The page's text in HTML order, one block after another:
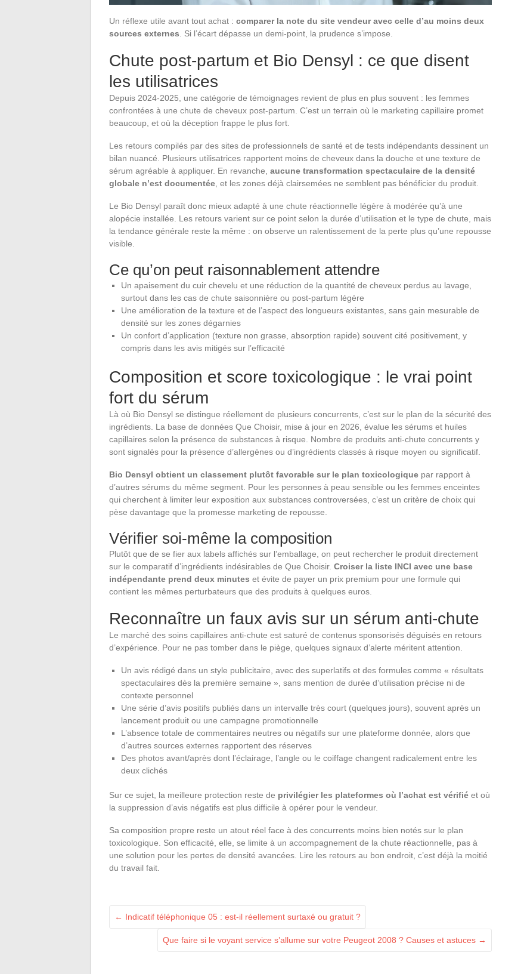
Un réflexe utile avant tout achat : comparer la note du site vendeur avec celle d’au moins deux
sources externes. Si l’écart dépasse un demi-point, la prudence s’impose.
Chute post-partum et Bio Densyl : ce que disent
les utilisatrices
Depuis 2024-2025, une catégorie de témoignages revient de plus en plus souvent : les femmes
confrontées à une chute de cheveux post-partum. C’est un terrain où le marketing capillaire promet
beaucoup, et où la déception frappe le plus fort.
Les retours compilés par des sites de professionnels de santé et de tests indépendants dessinent un
bilan nuancé. Plusieurs utilisatrices rapportent moins de cheveux dans la douche et une texture de
sérum agréable à appliquer. En revanche, aucune transformation spectaculaire de la densité
globale n’est documentée, et les zones déjà clairsemées ne semblent pas bénéficier du produit.
Le Bio Densyl paraît donc mieux adapté à une chute réactionnelle légère à modérée qu’à une
alopécie installée. Les retours varient sur ce point selon la durée d’utilisation et le type de chute, mais
la tendance générale reste la même : on observe un ralentissement de la perte plus qu’une repousse
visible.
Ce qu’on peut raisonnablement attendre
Un apaisement du cuir chevelu et une réduction de la quantité de cheveux perdus au lavage,
surtout dans les cas de chute saisonnière ou post-partum légère
Une amélioration de la texture et de l’aspect des longueurs existantes, sans gain mesurable de
densité sur les zones dégarnies
Un confort d’application (texture non grasse, absorption rapide) souvent cité positivement, y
compris dans les avis mitigés sur l’efficacité
Composition et score toxicologique : le vrai point
fort du sérum
Là où Bio Densyl se distingue réellement de plusieurs concurrents, c’est sur le plan de la sécurité des
ingrédients. La base de données Que Choisir, mise à jour en 2026, évalue les sérums et huiles
capillaires selon la présence de substances à risque. Nombre de produits anti-chute concurrents y
sont signalés pour la présence d’allergènes ou d’ingrédients classés à risque moyen ou significatif.
Bio Densyl obtient un classement plutôt favorable sur le plan toxicologique par rapport à
d’autres sérums du même segment. Pour les personnes à peau sensible ou les femmes enceintes
qui cherchent à limiter leur exposition aux substances controversées, c’est un critère de choix qui
pèse davantage que la promesse marketing de repousse.
Vérifier soi-même la composition
Plutôt que de se fier aux labels affichés sur l’emballage, on peut rechercher le produit directement
sur le comparatif d’ingrédients indésirables de Que Choisir. Croiser la liste INCI avec une base
indépendante prend deux minutes et évite de payer un prix premium pour une formule qui
contient les mêmes perturbateurs que des produits à quelques euros.
Reconnaître un faux avis sur un sérum anti-chute
Le marché des soins capillaires anti-chute est saturé de contenus sponsorisés déguisés en retours
d’expérience. Pour ne pas tomber dans le piège, quelques signaux d’alerte méritent attention.
Un avis rédigé dans un style publicitaire, avec des superlatifs et des formules comme « résultats
spectaculaires dès la première semaine », sans mention de durée d’utilisation précise ni de
contexte personnel
Une série d’avis positifs publiés dans un intervalle très court (quelques jours), souvent après un
lancement produit ou une campagne promotionnelle
L’absence totale de commentaires neutres ou négatifs sur une plateforme donnée, alors que
d’autres sources externes rapportent des réserves
Des photos avant/après dont l’éclairage, l’angle ou le coiffage changent radicalement entre les
deux clichés
Sur ce sujet, la meilleure protection reste de privilégier les plateformes où l’achat est vérifié et où
la suppression d’avis négatifs est plus difficile à opérer pour le vendeur.
Sa composition propre reste un atout réel face à des concurrents moins bien notés sur le plan
toxicologique. Son efficacité, elle, se limite à un accompagnement de la chute réactionnelle, pas à
une solution pour les pertes de densité avancées. Lire les retours au bon endroit, c’est déjà la moitié
du travail fait.
← Indicatif téléphonique 05 : est-il réellement surtaxé ou gratuit ?
Que faire si le voyant service s’allume sur votre Peugeot 2008 ? Causes et astuces →